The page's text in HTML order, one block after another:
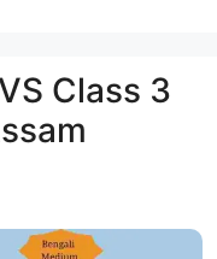
Class 3